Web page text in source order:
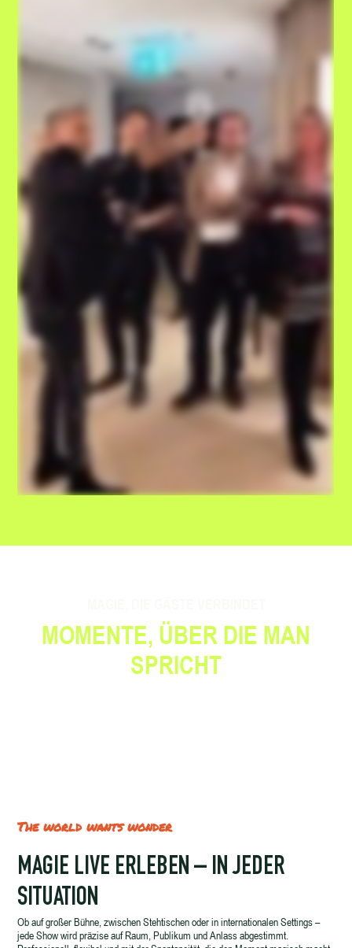
MOMENTE, ÜBER DIE MAN
SPRICHT
The world wants wonder
MAGIE LIVE ERLEBEN – IN JEDER
SITUATION
Ob auf großer Bühne, zwischen Stehtischen oder in internationalen Settings –
jede Show wird präzise auf Raum, Publikum und Anlass abgestimmt.